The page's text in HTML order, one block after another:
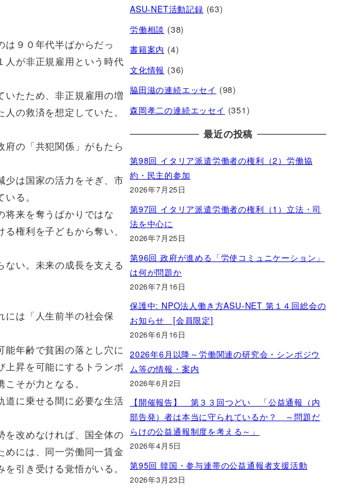
９０年代半ばからだっ
人が非正規雇用という時代
たため、非正規雇用の増
の救済を想定していた。
の「共犯関係」がもたら
少は国家の活力をそぎ、市
る。
来を奪うばかりではな
権利を子どもから奪い、
い。未来の成長を支える
は「人生前半の社会保
年齢で貧困の落とし穴に
上昇を可能にするトランポ
そが力となる。
道に乗せる間に必要な生活
を改めなければ、国全体の
めには、同一労働同一賃金
引き受ける覚悟がいる。
ASU-NET活動記録 (63)
労働相談 (38)
書籍案内 (4)
文化情報 (36)
脇田滋の連続エッセイ (98)
森岡孝二の連続エッセイ (351)
最近の投稿
第98回 イタリア派遣労働者の権利（2）労働協
約・民主的参加
2026年7月25日
第97回 イタリア派遣労働者の権利（1）立法・司
法を中心に
2026年7月25日
第96回 政府が進める「労使コミュニケーション」
は何が問題か
2026年7月16日
保護中: NPO法人働き方ASU-NET 第１４回総会の
お知らせ [会員限定]
2026年6月16日
2026年6月以降～労働関連の研究会・シンポジウ
ム等の情報・案内
2026年6月2日
【開催報告】 第３３回つどい 「公益通報（内
部告発）者は本当に守られているか？ ～問題だ
らけの公益通報制度を考える～」
2026年4月5日
第95回 韓国・参与連帯の公益通報者支援活動
2026年3月23日